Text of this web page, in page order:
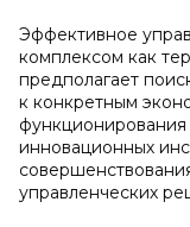
Эффективное
комплексом как
предполагает
к конкретным
инновационных
управленческих